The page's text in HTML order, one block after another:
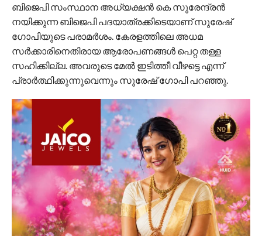
ബിജെപി സംസ്ഥാന അധ്യക്ഷൻ കെ സുരേന്ദ്രൻ
നയിക്കുന്ന ബിജെപി പദയാത്രക്കിടെയാണ് സുരേഷ് ​
ഗോപിയുടെ പരാമർശം. കേരളത്തിലെ അധമ
സർക്കാരിനെതിരായ ആരോപണങ്ങൾ പെറ്റ തള്ള
സഹിക്കില്ല. അവരുടെ മേൽ ഇടിത്തീ വീഴട്ടെ എന്ന്
പ്രാർത്ഥിക്കുന്നുവെന്നും സുരേഷ് ​ഗോപി പറഞ്ഞു.